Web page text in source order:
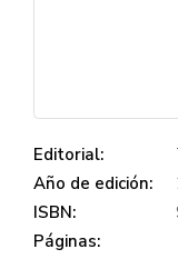
Editorial:
Año de edición:
ISBN:
Páginas: